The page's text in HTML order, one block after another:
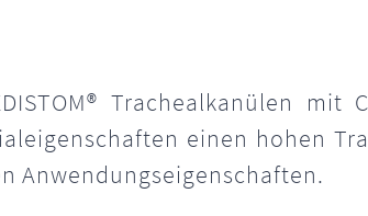
Trachealkanülen
einen hohen
Anwendungseigenschaften.